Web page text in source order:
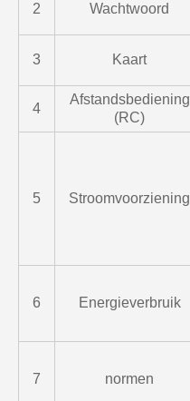
2 Wachtwoord
3 Kaart
4
Afstandsbediening
(RC)
5 Stroomvoorziening
6 Energieverbruik
7 normen